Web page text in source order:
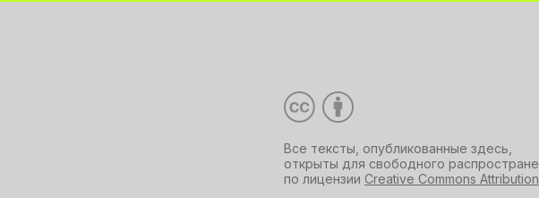
Все тексты, опубликованные здесь,
открыты для свободного
по лицензии Creative Commons Attribution